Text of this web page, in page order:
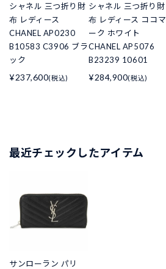
シャネル 三つ折り財
布 レディース
CHANEL AP0230
B10583 C3906 ブラ
ック
¥237,600(税込)
シャネル 三つ折り財
布 レディース ココマ
ーク ホワイト
CHANEL AP5076
B23239 10601
¥284,900(税込)
最近チェックしたアイテム
サンローラン パリ